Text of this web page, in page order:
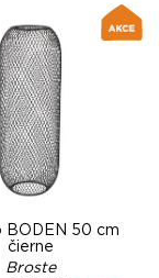
BODEN 50 cm
čierne
Broste